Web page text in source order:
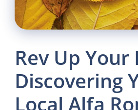
Rev Up Your
Discovering
Local Alfa